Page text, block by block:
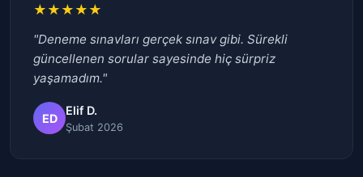
★★★★★
"Deneme sınavları gerçek sınav gibi. Sürekli
güncellenen sorular sayesinde hiç sürpriz
yaşamadım."
ED
Elif D.
Şubat 2026